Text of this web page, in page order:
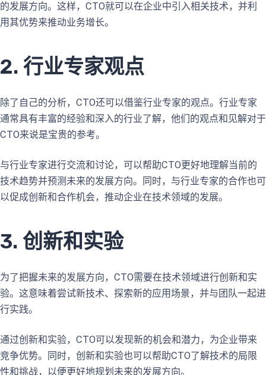
的发展方向。这样，CTO就可以在企业中引入相关技术，并利
用其优势来推动业务增长。
2. 行业专家观点
除了自己的分析，CTO还可以借鉴行业专家的观点。行业专家
通常具有丰富的经验和深入的行业了解，他们的观点和见解对于
CTO来说是宝贵的参考。
与行业专家进行交流和讨论，可以帮助CTO更好地理解当前的
技术趋势并预测未来的发展方向。同时，与行业专家的合作也可
以促成创新和合作机会，推动企业在技术领域的发展。
3. 创新和实验
为了把握未来的发展方向，CTO需要在技术领域进行创新和实
验。这意味着尝试新技术、探索新的应用场景，并与团队一起进
行实践。
通过创新和实验，CTO可以发现新的机会和潜力，为企业带来
竞争优势。同时，创新和实验也可以帮助CTO了解技术的局限
性和挑战，以便更好地规划未来的发展方向。